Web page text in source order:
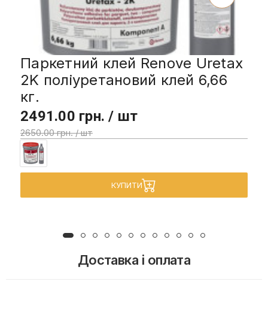
Паркетний клей Renove Uretax
2K поліуретановий клей 6,66
кг.
2491.00 грн. / шт
2650.00 грн. / шт
КУПИТИ
Доставка і оплата